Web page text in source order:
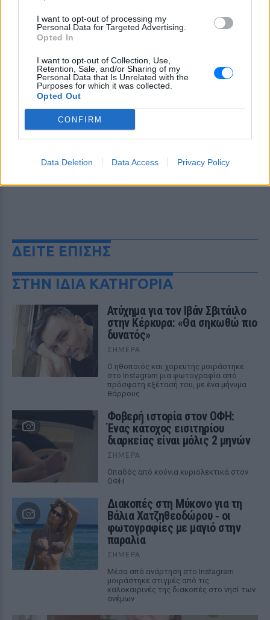
I want to opt-out of processing my
Personal Data for Targeted Advertising.
Opted In
I want to opt-out of Collection, Use,
Retention, Sale, and/or Sharing of my
Personal Data that Is Unrelated with the
Purposes for which it was collected.
Opted Out
CONFIRM
Data Deletion Data Access Privacy Policy
ΔΕΙΤΕ ΕΠΙΣΗΣ
ΣΤΗΝ ΙΔΙΑ ΚΑΤΗΓΟΡΙΑ
Ατύχημα για τον Ιβάν Σβιτάιλο
στην Κέρκυρα: «Θα σηκωθώ πιο
δυνατός»
ΣΉΜΕΡΑ
Ο ηθοποιός και χορευτής μοιράστηκε
στο Instagram μια φωτογραφία από
πρόσφατη εξέτασή του, με ένα μήνυμα
θάρρους
Φοβερή ιστορία στον ΟΦΗ:
Ένας κάτοχος εισιτηρίου
διαρκείας είναι μόλις 2 μηνών
ΣΉΜΕΡΑ
Οπαδός από κούνια κυριολεκτικά στον
ΟΦΗ
Διακοπές στη Μύκονο για τη
Βάλια Χατζηθεοδώρου ‑ οι
φωτογραφίες με μαγιό στην
παραλία
ΣΉΜΕΡΑ
Μέσα από ανάρτηση στο Instagram
μοιράστηκε στιγμές από τις
καλοκαιρινές της διακοπές στο νησί των
ανέμων